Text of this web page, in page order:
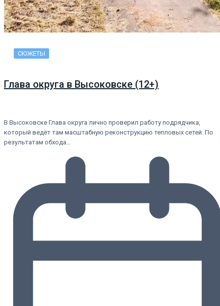
СЮЖЕТЫ
Глава округа в Высоковске (12+)
В Высоковске Глава округа лично проверил работу подрядчика,
который ведёт там масштабную реконструкцию тепловых сетей. По
результатам обхода…